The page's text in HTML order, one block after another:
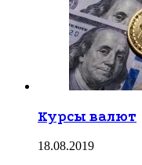
Курсы валют
18.08.2019